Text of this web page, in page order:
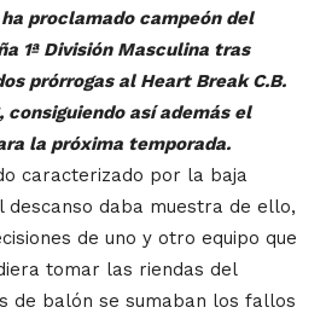
proclamado campeón del
1ª División Masculina tras
prórrogas al Heart Break C.B.
consiguiendo así además el
la próxima temporada.
caracterizado por la baja
descanso daba muestra de ello,
de uno y otro equipo que
tomar las riendas del
de balón se sumaban los fallos